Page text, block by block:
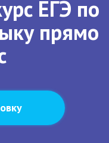
ЕГЭ по
прямо